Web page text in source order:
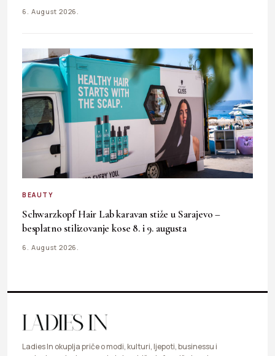
6. August 2026.
BEAUTY
Schwarzkopf Hair Lab karavan stiže u Sarajevo –
besplatno stilizovanje kose 8. i 9. augusta
6. August 2026.
Ladies In okuplja priče o modi, kulturi, ljepoti, businessu i